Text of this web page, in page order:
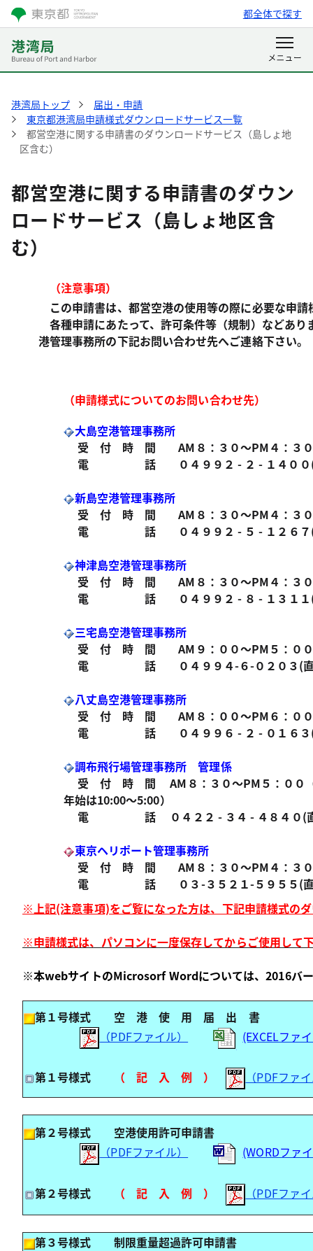
都全体で探す
港湾局トップ
届出・申請
東京都港湾局申請様式ダウンロードサービス一覧
都営空港に関する申請書のダウンロードサービス（島しょ地
区含む）
都営空港に関する申請書のダウン
ロードサービス（島しょ地区含
む）
（注意事項）
この申請書は、都営空港の使用等の際に必要な申請
各種申請にあたって、許可条件等（規制）などあり
港管理事務所の下記お問い合わせ先へご連絡下さい。
（申請様式についてのお問い合わせ先）
大島空港管理事務所
受 付 時 間 AM８：３０〜PM４：３
電 話 ０４９９２ - ２ - １４００(
新島空港管理事務所
受 付 時 間 AM８：３０〜PM４：３
電 話 ０４９９２ - ５ - １２６７(
神津島空港管理事務所
受 付 時 間 AM８：３０〜PM４：３
電 話 ０４９９２ - ８ - １３１１(
三宅島空港管理事務所
受 付 時 間 AM９：００〜PM５：０
電 話 ０４９９４-６-０２０３(直
八丈島空港管理事務所
受 付 時 間 AM８：００〜PM６：０
電 話 ０４９９６ - ２ - ０１６３(
調布飛行場管理事務所 管理係
受 付 時 間
AM８：３０〜PM５：００
年始は10:00〜5:00）
電 話 ０４２２ - ３４ - ４８４０(
東京ヘリポート管理事務所
受 付 時 間 AM８：３０〜PM４：３
電 話 ０３-３５２１-５９５５(直
※上記(注意事項)をご覧になった方は、下記申請様式の
※申請様式は、パソコンに一度保存してからご使用して
※本webサイトのMicrosorf Wordについては、2016バ
第１号様式 空 港 使 用 届 出 書
（PDFファイル）
(EXCELファ
第１号様式 （ 記 入 例 ） （PDFファ
第２号様式 空港使用許可申請書
（PDFファイル）
(WORDファ
第２号様式 （ 記 入 例 ） （PDFファ
第３号様式 制限重量超過許可申請書